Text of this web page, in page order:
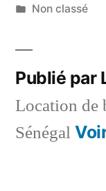
par
Publié
Non classé
Publié par
Location de
Sénégal